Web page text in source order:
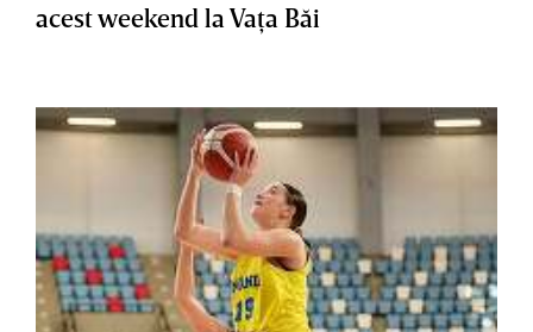
acest weekend la Vaţa Băi